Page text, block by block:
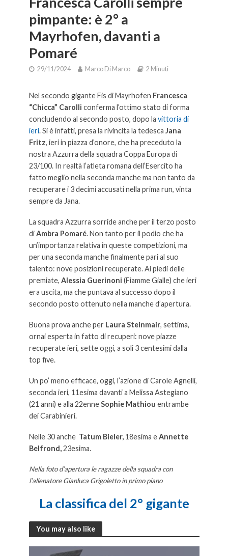
pimpante: è 2° a
Mayrhofen, davanti a
Pomaré
29/11/2024 Marco Di Marco 2 Minuti
Nel secondo gigante Fis di Mayrhofen Francesca
“Chicca” Carolli conferma l’ottimo stato di forma
concludendo al secondo posto, dopo la vittoria di
ieri. Si è infatti, presa la rivincita la tedesca Jana
Fritz, ieri in piazza d’onore, che ha preceduto la
nostra Azzurra della squadra Coppa Europa di
23/100. In realtà l’atleta romana dell’Esercito ha
fatto meglio nella seconda manche ma non tanto da
recuperare i 3 decimi accusati nella prima run, vinta
sempre da Jana.
La squadra Azzurra sorride anche per il terzo posto
diAmbra Pomaré. Non tanto per il podio che ha
un’importanza relativa in queste competizioni, ma
per una seconda manche finalmente pari al suo
talento: nove posizioni recuperate. Ai piedi delle
premiate, Alessia Guerinoni (Fiamme Gialle) che ieri
era uscita, ma che puntava al successo dopo il
secondo posto ottenuto nella manche d’apertura.
Buona prova anche per Laura Steinmair, settima,
ornai esperta in fatto di recuperi: nove piazze
recuperate ieri, sette oggi, a soli 3 centesimi dalla
top five.
Un po’ meno efficace, oggi, l’azione di Carole Agnelli,
seconda ieri, 11esima davanti a Melissa Astegiano
(21 anni) e alla 22enneSophie Mathiou entrambe
dei Carabinieri.
Nelle 30 anche Tatum Bieler,18esima eAnnette
Belfrond,23esima.
Nella foto d’apertura le ragazze della squadra con
l’allenatore Gianluca Grigoletto in primo piano
La classifica del 2° gigante
You may also like